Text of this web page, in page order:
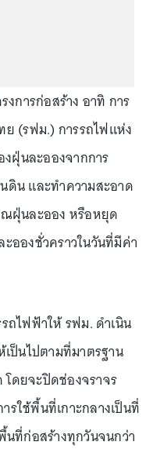
การก่อสร้าง อาทิ การ
(รฟม.) การรถไฟแห่ง
งฝุ่นละอองจากการ
ดิน และทําความสะอาด
ณฝุ่นละออง หรือหยุด
อองชั่วคราวในวันที่มีค่า
ถไฟฟ้าให้ รฟม. ดำเนิน
ป็นไปตามที่มาตรฐาน
ดยจะปิดช่องจราจร
รใช้พื้นที่เกาะกลางเป็นที่
นที่ก่อสร้างทุกวันจนกว่า